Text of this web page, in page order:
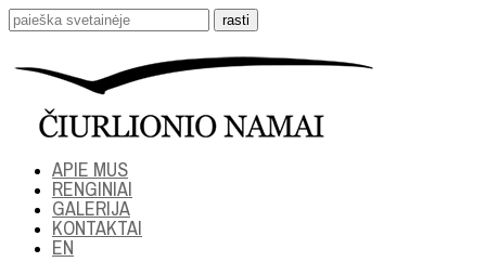
APIE MUS
RENGINIAI
GALERIJA
KONTAKTAI
EN